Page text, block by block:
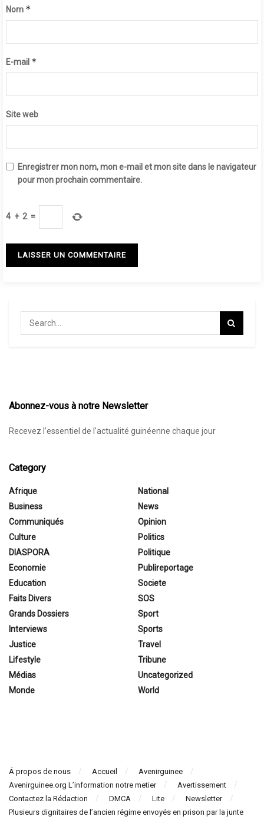
Nom *
E-mail *
Site web
Enregistrer mon nom, mon e-mail et mon site dans le navigateur
pour mon prochain commentaire.
4 + 2 =
Abonnez-vous à notre Newsletter
Recevez l’essentiel de l’actualité guinéenne chaque jour
Category
Afrique
Business
Communiqués
Culture
DIASPORA
Economie
Education
Faits Divers
Grands Dossiers
Interviews
Justice
Lifestyle
Médias
Monde
National
News
Opinion
Politics
Politique
Publireportage
Societe
SOS
Sport
Sports
Travel
Tribune
Uncategorized
World
Á propos de nous Accueil
Avenirguinee
Avenirguinee.org L’information notre metier
Avertissement
Contactez la Rédaction
DMCA Lite
Newsletter
Plusieurs dignitaires de l’ancien régime envoyés en prison par la junte